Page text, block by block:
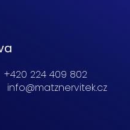
+420 224 409 802
info@matznervitek.cz